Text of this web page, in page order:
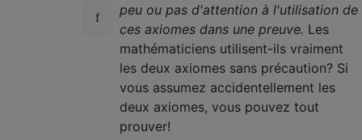
peu ou pas d'attention à l'utilisation de
ces axiomes dans une preuve. Les
mathématiciens utilisent-ils vraiment
les deux axiomes sans précaution? Si
vous assumez accidentellement les
deux axiomes, vous pouvez tout
prouver!